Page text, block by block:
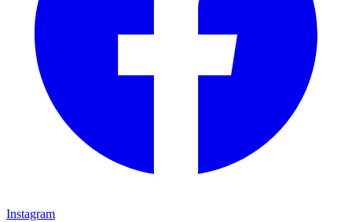
Instagram